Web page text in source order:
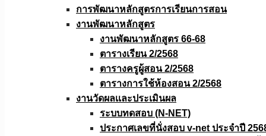
การพัฒนาหลักสูตรการเรียนการสอน
งานพัฒนาหลักสูตร
งานพัฒนาหลักสูตร 66-68
ตารางเรียน 2/2568
ตารางครูผู้สอน 2/2568
ตารางการใช้ห้องสอน 2/2568
งานวัดผลเเละประเมินผล
ระบบทดสอบ (N-NET)
ประกาศเลขที่นั่งสอบ v-net ประจำปี